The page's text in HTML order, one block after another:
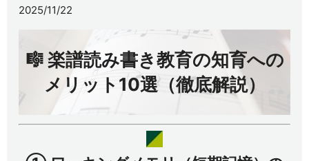
2025/11/22
🎼 楽譜読み書き教育の知育への
メリット10選（徹底解説）